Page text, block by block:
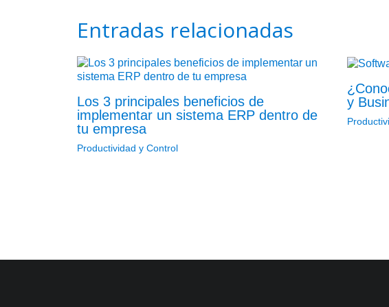
Entradas relacionadas
Los 3 principales beneficios de
implementar un sistema ERP dentro de
tu empresa
Productividad y Control
y